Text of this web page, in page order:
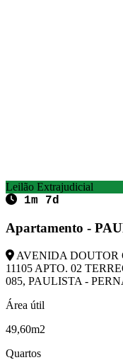
Leilão Extrajudicial
1m 7d
Apartamento -
AVENIDA DOUTOR
11105 APTO. 02
085, PAULISTA -
Área útil
49,60m2
Quartos